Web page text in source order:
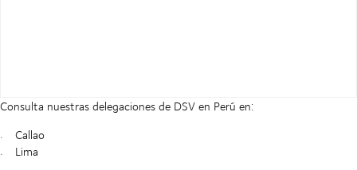
Consulta nuestras delegaciones de DSV en Perú en:
Callao
Lima